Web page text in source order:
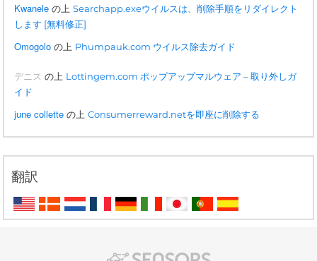
Kwanele の上Searchapp.exeウイルスは、削除手順をリダイレクト
します [無料修正]
Omogolo の上 Phumpauk.com ウイルス除去ガイド
デニス の上 Lottingem.com ポップアップマルウェア – 取り外しガ
イド
june collette の上Consumerreward.netを即座に削除する
翻訳